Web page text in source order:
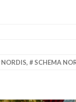
NORDIS, SCHEMA